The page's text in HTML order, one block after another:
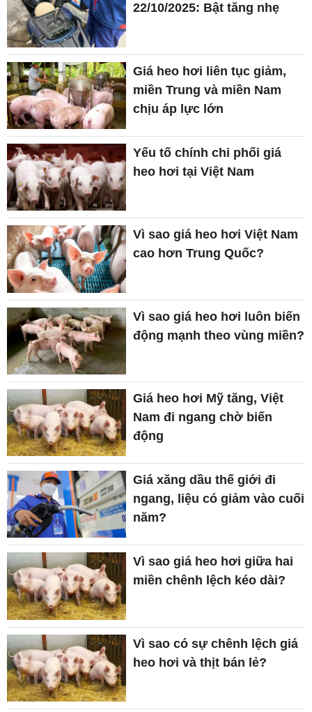
22/10/2025: Bật tăng nhẹ
Giá heo hơi liên tục giảm,
miền Trung và miền Nam
chịu áp lực lớn
Yếu tố chính chi phối giá
heo hơi tại Việt Nam
Vì sao giá heo hơi Việt Nam
cao hơn Trung Quốc?
Vì sao giá heo hơi luôn biến
động mạnh theo vùng miền?
Giá heo hơi Mỹ tăng, Việt
Nam đi ngang chờ biến
động
Giá xăng dầu thế giới đi
ngang, liệu có giảm vào cuối
năm?
Vì sao giá heo hơi giữa hai
miền chênh lệch kéo dài?
Vì sao có sự chênh lệch giá
heo hơi và thịt bán lẻ?